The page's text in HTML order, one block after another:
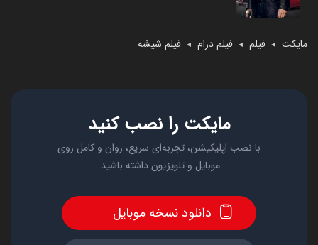
مایکت ◄ فیلم ◄ فیلم درام ◄ فیلم شیشه
مایکت را نصب کنید
با نصب اپلیکیشن، تجربه‌ای سریع، روان و کامل روی
موبایل و تلویزیون داشته باشید.
دانلود نسخه موبایل